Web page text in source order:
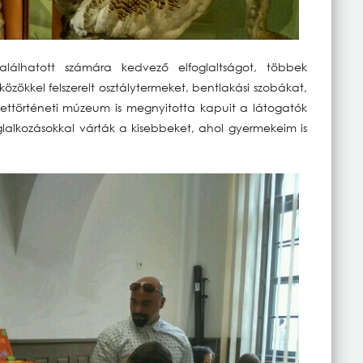
számára kedvező elfoglaltságot, többek
felszerelt osztálytermeket, bentlakási szobákat,
múzeum is megnyitotta kapuit a látogatók
várták a kisebbeket, ahol gyermekeim is